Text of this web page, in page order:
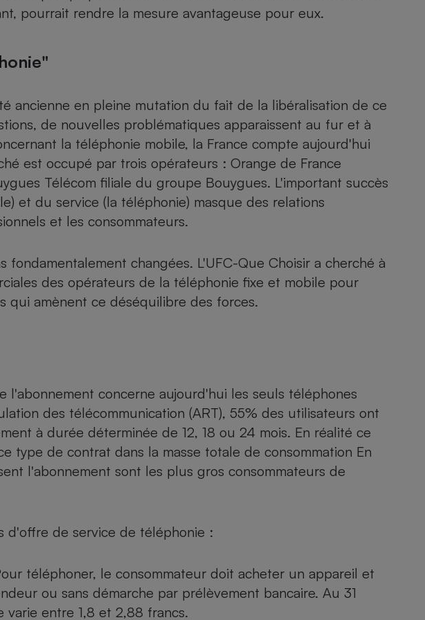
pourrait rendre la mesure avantageuse pour eux.
ancienne en pleine mutation du fait de la libéralisation de ce
de nouvelles problématiques apparaissent au fur et à
la téléphonie mobile, la France compte aujourd'hui
est occupé par trois opérateurs : Orange de France
Télécom filiale du groupe Bouygues. L'important succès
et du service (la téléphonie) masque des relations
et les consommateurs.
fondamentalement changées. L'UFC-Que Choisir a cherché à
des opérateurs de la téléphonie fixe et mobile pour
qui amènent ce déséquilibre des forces.
l'abonnement concerne aujourd'hui les seuls téléphones
des télécommunication (ART), 55% des utilisateurs ont
à durée déterminée de 12, 18 ou 24 mois. En réalité ce
type de contrat dans la masse totale de consommation En
l'abonnement sont les plus gros consommateurs de
d'offre de service de téléphonie :
téléphoner, le consommateur doit acheter un appareil et
ou sans démarche par prélèvement bancaire. Au 31
entre 1,8 et 2,88 francs.